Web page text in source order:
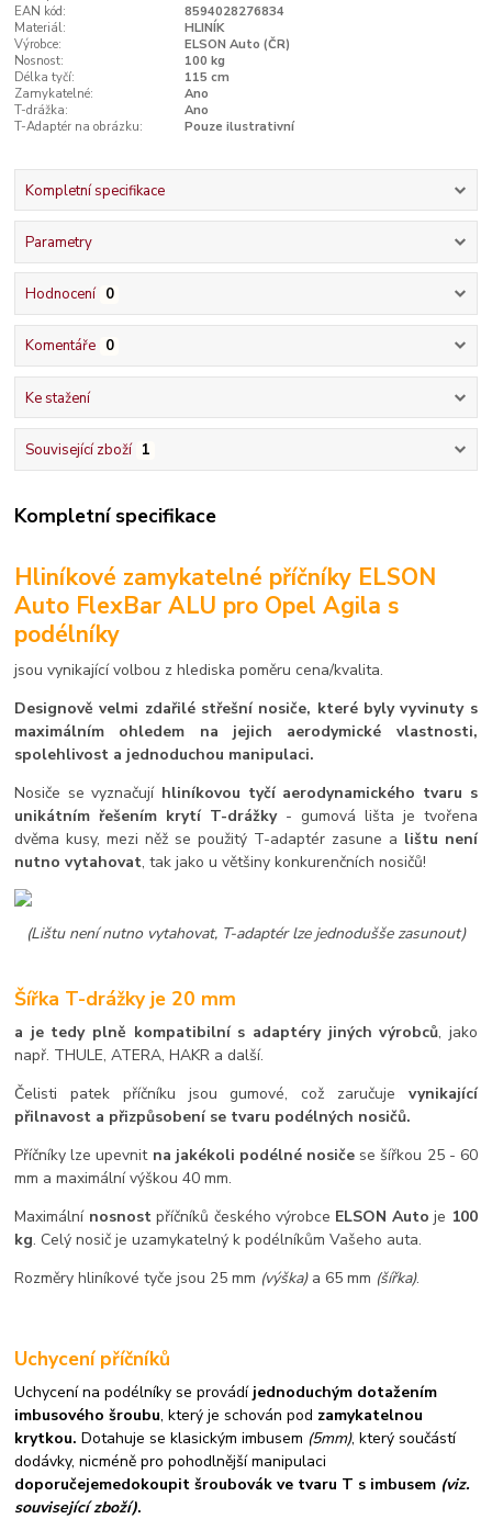
EAN kód:
8594028276834
Materiál:
HLINÍK
Výrobce:
ELSON Auto (ČR)
Nosnost:
100 kg
Délka tyčí:
115 cm
Zamykatelné:
Ano
T-drážka:
Ano
T-Adaptér na obrázku:
Pouze ilustrativní
Kompletní specifikace
Parametry
Hodnocení 0
Komentáře 0
Ke stažení
Související zboží 1
Kompletní specifikace
Hliníkové zamykatelné příčníky ELSON
Auto FlexBar ALU pro Opel Agila s
podélníky
jsou vynikající volbou z hlediska poměru cena/kvalita.
Designově velmi zdařilé střešní nosiče, které byly vyvinuty s
maximálním ohledem na jejich aerodymické vlastnosti,
spolehlivost a jednoduchou manipulaci.
Nosiče se vyznačují hliníkovou tyčí aerodynamického tvaru s
unikátním řešením krytí T-drážky- gumová lišta je tvořena
dvěma kusy, mezi něž se použitý T-adaptér zasune a lištu není
nutno vytahovat, tak jako u většiny konkurenčních nosičů!
(Lištu není nutno vytahovat, T-adaptér lze jednodušše zasunout)
Šířka T-drážky je 20 mm
a je tedy plně kompatibilní s adaptéry jiných výrobců, jako
např. THULE, ATERA, HAKR a další.
Čelisti patek příčníku jsou gumové, což zaručuje vynikající
přilnavost a přizpůsobení se tvaru podélných nosičů.
Příčníky lze upevnit na jakékoli podélné nosiče se šířkou 25 - 60
mm a maximální výškou 40 mm.
Maximální nosnostpříčníků českého výrobce ELSON Autoje 100
kg. Celý nosič je uzamykatelný k podélníkům Vašeho auta.
Rozměry hliníkové tyče jsou 25 mm (výška)a 65 mm (šířka).
Uchycení příčníků
Uchycení na podélníky se provádí jednoduchým dotažením
imbusového šroubu, který je schován pod zamykatelnou
krytkou.Dotahuje se klasickým imbusem (5mm), který součástí
dodávky, nicméně pro pohodlnější manipulaci
doporučejemedokoupit šroubovák ve tvaru T s imbusem (viz.
související zboží).